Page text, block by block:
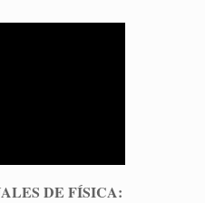
DE FÍSICA: